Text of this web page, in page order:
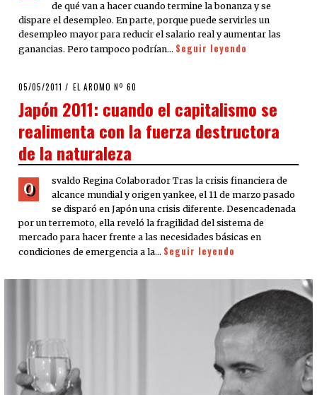
de qué van a hacer cuando termine la bonanza y se
dispare el desempleo. En parte, porque puede servirles un
desempleo mayor para reducir el salario real y aumentar las
ganancias. Pero tampoco podrían… Seguir leyendo
POSTED
05/05/2011 08/08/2020
EL AROMO Nº 60
Japón 2011: cuando el capitalismo se
realimenta con la fuerza destructora
de la naturaleza
O
svaldo Regina Colaborador Tras la crisis financiera de
alcance mundial y origen yankee, el 11 de marzo pasado
se disparó en Japón una crisis diferente. Desencadenada
por un terremoto, ella reveló la fragilidad del sistema de
mercado para hacer frente a las necesidades básicas en
condiciones de emergencia a la… Seguir leyendo